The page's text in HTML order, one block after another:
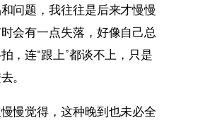
问题，我往往是后来才慢慢
会有一点失落，好像自己总
，连“跟上”都谈不上，只是
。
慢觉得，这种晚到也未必全